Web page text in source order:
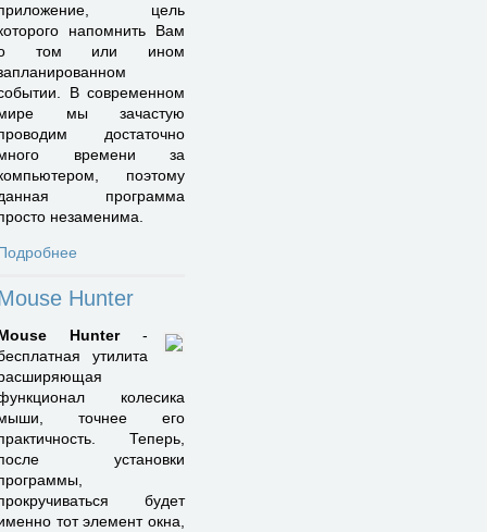
цель
напомнить Вам
том или ином
В современном
мы зачастую
достаточно
времени за
поэтому
программа
незаменима.
Hunter
Hunter-
утилита
колесика
точнее его
Теперь,
установки
будет
тот элемент окна,